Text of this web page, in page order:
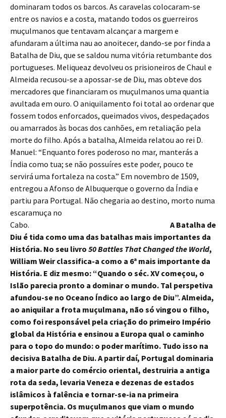
dominaram todos os barcos. As caravelas colocaram-se
entre os navios e a costa, matando todos os guerreiros
muçulmanos que tentavam alcançar a margem e
afundaram a última nau ao anoitecer, dando-se por finda a
Batalha de Diu, que se saldou numa vitória retumbante dos
portugueses. Meliqueaz devolveu os prisioneiros de Chaul e
Almeida recusou-se a apossar-se de Diu, mas obteve dos
mercadores que financiaram os muçulmanos uma quantia
avultada em ouro. O aniquilamento foi total ao ordenar que
fossem todos enforcados, queimados vivos, despedaçados
ou amarrados às bocas dos canhões, em retaliação pela
morte do filho. Após a batalha, Almeida relatou ao rei D.
Manuel: “Enquanto fores poderoso no mar, manterás a
Índia como tua; se não possuíres este poder, pouco te
servirá uma fortaleza na costa.” Em novembro de 1509,
entregou a Afonso de Albuquerque o governo da Índia e
partiu para Portugal. Não chegaria ao destino, morto numa
escaramuça no
Cabo. A Batalha de
Diu é tida como uma das batalhas mais importantes da
História. No seu livro 50 Battles That Changed the World,
William Weir classifica-a como a 6ª mais importante da
História. E diz mesmo: “Quando o séc. XV começou, o
Islão parecia pronto a dominar o mundo. Tal perspetiva
afundou-se no Oceano Índico ao largo de Diu”. Almeida,
ao aniquilar a frota muçulmana, não só vingou o filho,
como foi responsável pela criação do primeiro Império
global da História e ensinou a Europa qual o caminho
para o topo do mundo: o poder marítimo. Tudo isso na
decisiva Batalha de Diu. A partir daí, Portugal dominaria
a maior parte do comércio oriental, destruiria a antiga
rota da seda, levaria Veneza e dezenas de estados
islâmicos à falência e tornar-se-ia na primeira
superpotência. Os muçulmanos que viam o mundo